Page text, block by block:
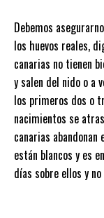
Debemos
los huevos reales,
canarias no tienen
y salen del nido o a
los primeros dos o
nacimientos se
canarias
están blancos y es
días sobre ellos y